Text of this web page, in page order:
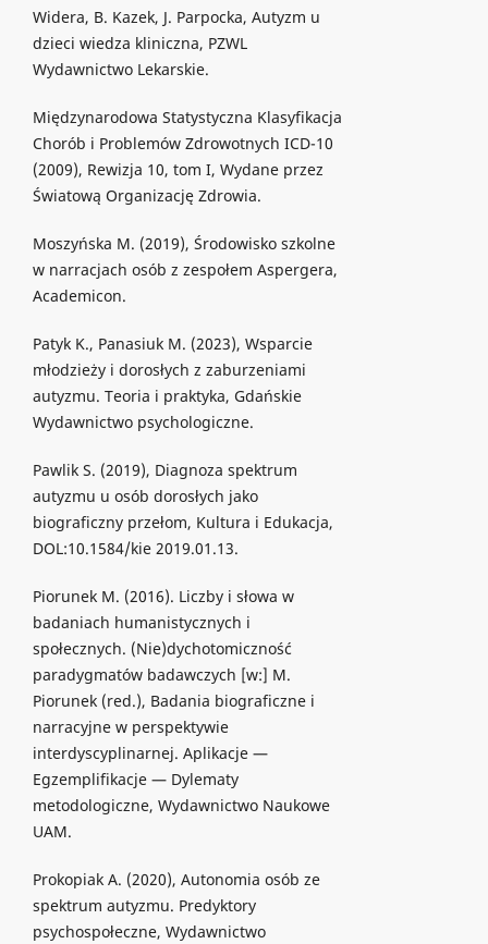
Widera, B. Kazek, J. Parpocka, Autyzm u
dzieci wiedza kliniczna, PZWL
Wydawnictwo Lekarskie.
Międzynarodowa Statystyczna Klasyfikacja
Chorób i Problemów Zdrowotnych ICD-10
(2009), Rewizja 10, tom I, Wydane przez
Światową Organizację Zdrowia.
Moszyńska M. (2019), Środowisko szkolne
w narracjach osób z zespołem Aspergera,
Academicon.
Patyk K., Panasiuk M. (2023), Wsparcie
młodzieży i dorosłych z zaburzeniami
autyzmu. Teoria i praktyka, Gdańskie
Wydawnictwo psychologiczne.
Pawlik S. (2019), Diagnoza spektrum
autyzmu u osób dorosłych jako
biograficzny przełom, Kultura i Edukacja,
DOL:10.1584/kie 2019.01.13.
Piorunek M. (2016). Liczby i słowa w
badaniach humanistycznych i
społecznych. (Nie)dychotomiczność
paradygmatów badawczych [w:] M.
Piorunek (red.), Badania biograficzne i
narracyjne w perspektywie
interdyscyplinarnej. Aplikacje —
Egzemplifikacje — Dylematy
metodologiczne, Wydawnictwo Naukowe
UAM.
Prokopiak A. (2020), Autonomia osób ze
spektrum autyzmu. Predyktory
psychospołeczne, Wydawnictwo